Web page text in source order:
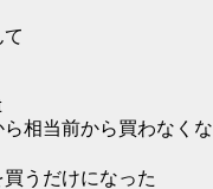
相当前から買わなくな
うだけになった